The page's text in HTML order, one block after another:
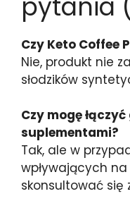
Czy Keto Coffee
Nie, produkt nie
słodzików
Czy mogę
suplementami?
Tak, ale w
wpływających
skonsultować się